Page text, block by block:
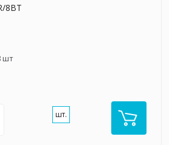
8BT
шт
шт.